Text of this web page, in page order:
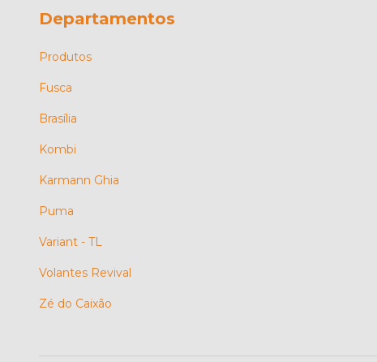
Departamentos
Produtos
Fusca
Brasília
Kombi
Karmann Ghia
Puma
Variant - TL
Volantes Revival
Zé do Caixão